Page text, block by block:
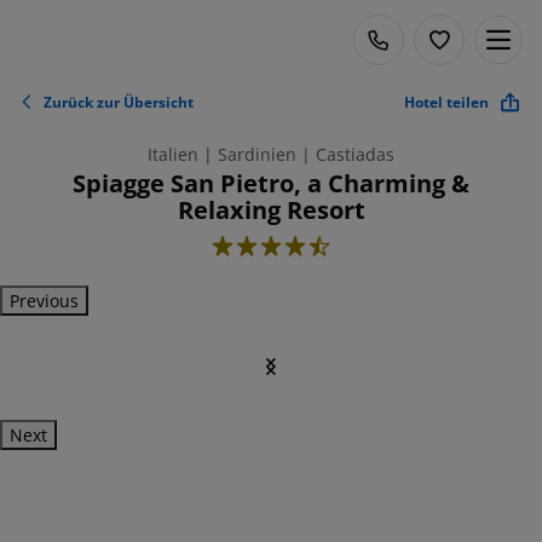
Zurück zur Übersicht Hotel teilen
Italien | Sardinien | Castiadas
Spiagge San Pietro, a Charming &
Relaxing Resort
4.5
Previous
Next